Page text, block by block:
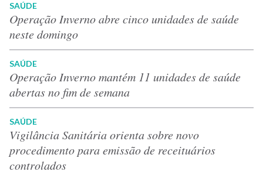
SAÚDE
Operação Inverno abre cinco unidades de saúde
neste domingo
SAÚDE
Operação Inverno mantém 11 unidades de saúde
abertas no fim de semana
SAÚDE
Vigilância Sanitária orienta sobre novo
procedimento para emissão de receituários
controlados